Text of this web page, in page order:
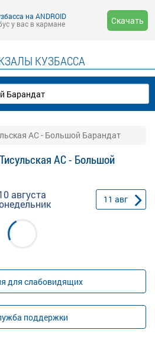
на ANDROID
у вас в кармане
Скачать
КУЗБАССА
АС - Большой Барандат
АС - Большой
августа 11 авг
для слабовидящих
поддержки